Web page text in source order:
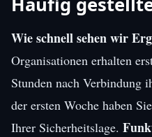
Wie schnell sehen wir
Organisationen erhalten
Stunden nach Verbindung
der ersten Woche haben
Ihrer Sicherheitslage.